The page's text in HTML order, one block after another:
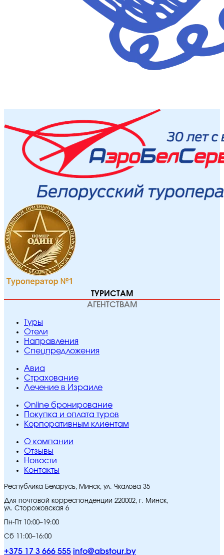
ТУРИСТАМ
АГЕНТСТВАМ
Туры
Отели
Направления
Спецпредложения
Авиа
Страхование
Лечение в Израиле
Online бронирование
Покупка и оплата туров
Корпоративным клиентам
O компании
Отзывы
Новости
Контакты
Республика Беларусь, Минск, ул. Чкалова 35
Для почтовой корреспонденции 220002, г. Минск,
ул. Сторожовская 6
Пн-Пт 10:00–19:00
Сб 11:00–16:00
+375 17 3 666 555 info@abstour.by